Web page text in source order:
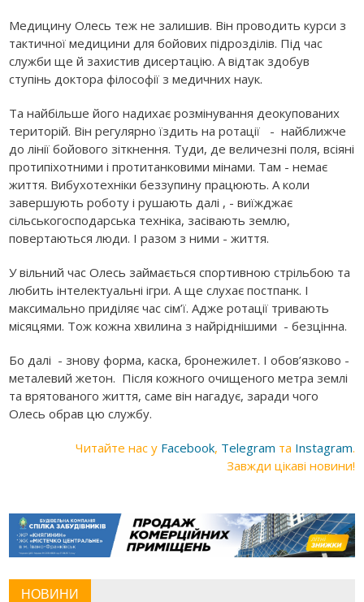
Медицину Олесь теж не залишив. Він проводить курси з
тактичної медицини для бойових підрозділів. Під час
служби ще й захистив дисертацію. А відтак здобув
ступінь доктора філософії з медичних наук.
Та найбільше його надихає розмінування деокупованих
територій. Він регулярно їздить на ротації - найближче
до лінії бойового зіткнення. Туди, де величезні поля, всіяні
протипіхотними і протитанковими мінами. Там - немає
життя. Вибухотехніки беззупину працюють. А коли
завершують роботу і рушають далі , - виїжджає
сільськогосподарська техніка, засівають землю,
повертаються люди. І разом з ними - життя.
У вільний час Олесь займається спортивною стрільбою та
любить інтелектуальні ігри. А ще слухає постпанк. І
максимально приділяє час сім’ї. Адже ротації тривають
місяцями. Тож кожна хвилина з найріднішими - безцінна.
Бо далі - знову форма, каска, бронежилет. І обов’язково -
металевий жетон. Після кожного очищеного метра землі
та врятованого життя, саме він нагадує, заради чого
Олесь обрав цю службу.
Читайте нас у Facebook, Telegram та Instagram.
Завжди цікаві новини!
НОВИНИ